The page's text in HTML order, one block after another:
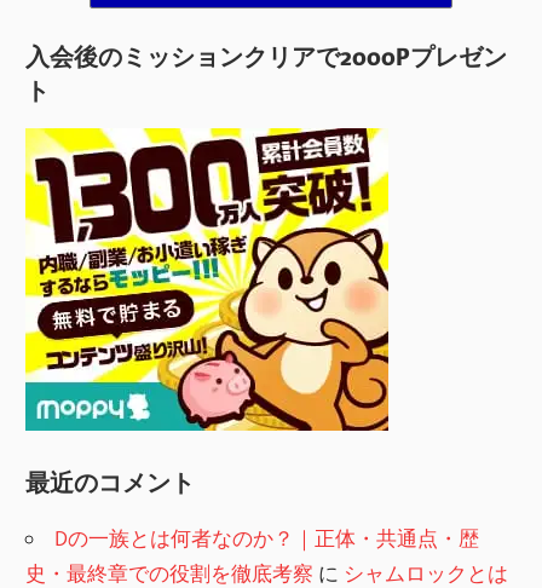
入会後のミッションクリアで2000Pプレゼン
ト
最近のコメント
Dの一族とは何者なのか？｜正体・共通点・歴
史・最終章での役割を徹底考察 に シャムロックとは